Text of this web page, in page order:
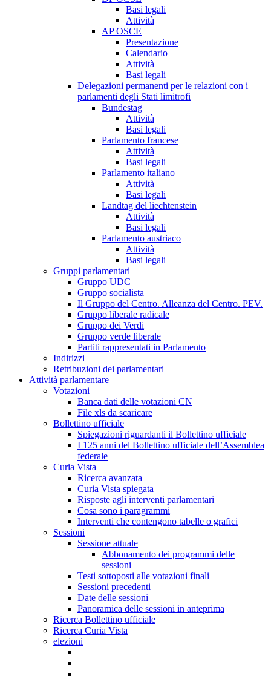
Basi legali
Attività
AP OSCE
Presentazione
Calendario
Attività
Basi legali
Delegazioni permanenti per le relazioni con i
parlamenti degli Stati limitrofi
Bundestag
Attività
Basi legali
Parlamento francese
Attività
Basi legali
Parlamento italiano
Attività
Basi legali
Landtag del liechtenstein
Attività
Basi legali
Parlamento austriaco
Attività
Basi legali
Gruppi parlamentari
Gruppo UDC
Gruppo socialista
Il Gruppo del Centro. Alleanza del Centro. PEV.
Gruppo liberale radicale
Gruppo dei Verdi
Gruppo verde liberale
Partiti rappresentati in Parlamento
Indirizzi
Retribuzioni dei parlamentari
Attività parlamentare
Votazioni
Banca dati delle votazioni CN
File xls da scaricare
Bollettino ufficiale
Spiegazioni riguardanti il Bollettino ufficiale
I 125 anni del Bollettino ufficiale dell’Assemblea
federale
Curia Vista
Ricerca avanzata
Curia Vista spiegata
Risposte agli interventi parlamentari
Cosa sono i paragrammi
Interventi che contengono tabelle o grafici
Sessioni
Sessione attuale
Abbonamento dei programmi delle
sessioni
Testi sottoposti alle votazioni finali
Sessioni precedenti
Date delle sessioni
Panoramica delle sessioni in anteprima
Ricerca Bollettino ufficiale
Ricerca Curia Vista
elezioni